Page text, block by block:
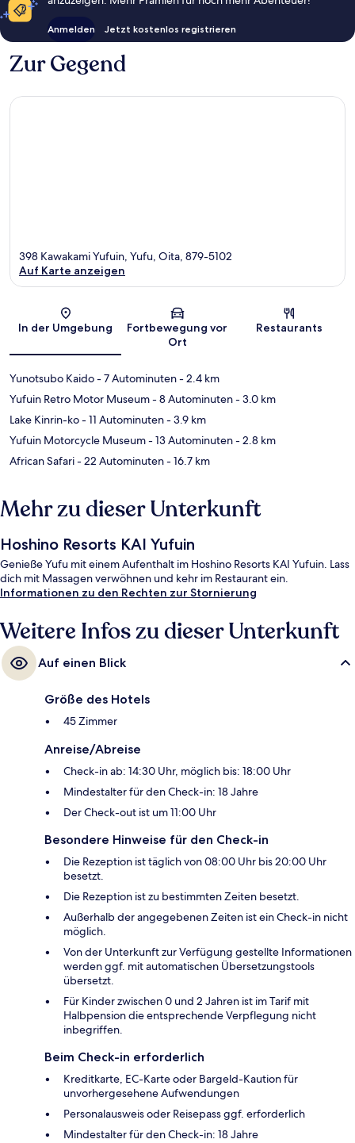
Anmelden Jetzt kostenlos registrieren
Zur Gegend
Karte
398 Kawakami Yufuin, Yufu, Oita, 879-5102
Auf Karte anzeigen
In der Umgebung
Fortbewegung vor
Ort
Restaurants
Yunotsubo Kaido- 7 Autominuten- 2.4 km
Yufuin Retro Motor Museum- 8 Autominuten- 3.0 km
Lake Kinrin-ko- 11 Autominuten- 3.9 km
Yufuin Motorcycle Museum- 13 Autominuten- 2.8 km
African Safari- 22 Autominuten- 16.7 km
Mehr zu dieser Unterkunft
Hoshino Resorts KAI Yufuin
Genieße Yufu mit einem Aufenthalt im Hoshino Resorts KAI Yufuin. Lass
dich mit Massagen verwöhnen und kehr im Restaurant ein.
Informationen zu den Rechten zur Stornierung
Weitere Infos zu dieser Unterkunft
Auf einen Blick
Größe des Hotels
45 Zimmer
Anreise/Abreise
Check-in ab: 14:30 Uhr, möglich bis: 18:00 Uhr
Mindestalter für den Check-in: 18 Jahre
Der Check-out ist um 11:00 Uhr
Besondere Hinweise für den Check-in
Die Rezeption ist täglich von 08:00 Uhr bis 20:00 Uhr
besetzt.
Die Rezeption ist zu bestimmten Zeiten besetzt.
Außerhalb der angegebenen Zeiten ist ein Check-in nicht
möglich.
Von der Unterkunft zur Verfügung gestellte Informationen
werden ggf. mit automatischen Übersetzungstools
übersetzt.
Für Kinder zwischen 0 und 2 Jahren ist im Tarif mit
Halbpension die entsprechende Verpflegung nicht
inbegriffen.
Beim Check-in erforderlich
Kreditkarte, EC-Karte oder Bargeld-Kaution für
unvorhergesehene Aufwendungen
Personalausweis oder Reisepass ggf. erforderlich
Mindestalter für den Check-in: 18 Jahre